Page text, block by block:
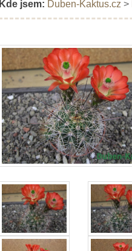
Kde jsem: Duben-Kaktus.cz >